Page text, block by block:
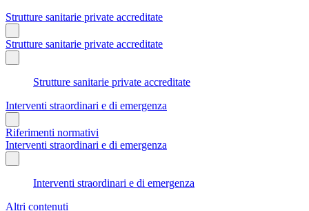
Strutture sanitarie private accreditate
Strutture sanitarie private accreditate
Strutture sanitarie private accreditate
Interventi straordinari e di emergenza
Riferimenti normativi
Interventi straordinari e di emergenza
Interventi straordinari e di emergenza
Altri contenuti